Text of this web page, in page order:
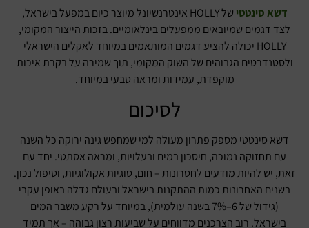
דשא סינטטי
של HOLLY אינטרנשיונל מיוצר כיום במפעל בישראל,
לצד דגמים שמיובאים ממפעלים בינלאומיים. בזכות הייצור המקומי,
HOLLY יכולה להציע דגמים המותאמים במיוחד לאקלים הישראלי
ולסטנדרטים הגבוהים של השוק המקומי, תוך שמירה על בקרת איכות
מוקפדת, עמידות ומראה טבעי במיוחד.
לסיכום
דשא סינטטי מספק פתרון מעולה למי שמחפש גינה ירוקה כל השנה
עם תחזוקה נמוכה, חיסכון במים ובעלויות, ומראה אסתטי. יחד עם
זאת, יש להיות מודעים לחסרונות – חום, סוגיות אקולוגיות, וטיפול נכון.
בשנים האחרונות כמות ההתקנות בישראל ובעולם גדלה באופן עקבי
(גידול של 6–7% בשנה עולמית), במיוחד על רקע משבר המים
בישראל. רוב הצרכנים מדווחים על שביעות רצון גבוהה – אך תמיד